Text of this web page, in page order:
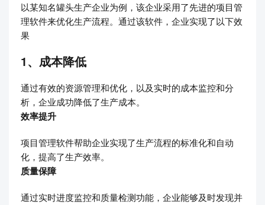
以某知名罐头生产企业为例，该企业采用了先进的项目管
理软件来优化生产流程。通过该软件，企业实现了以下效
果
1、成本降低
通过有效的资源管理和优化，以及实时的成本监控和分
析，企业成功降低了生产成本。
效率提升
项目管理软件帮助企业实现了生产流程的标准化和自动
化，提高了生产效率。
质量保障
通过实时进度监控和质量检测功能，企业能够及时发现并